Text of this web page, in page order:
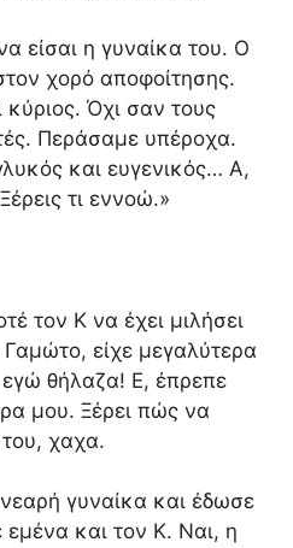
είσαι η γυναίκα του. Ο
χορό αποφοίτησης.
Όχι σαν τους
Περάσαμε υπέροχα.
και ευγενικός… Α,
τι εννοώ.»
τον Κ να έχει μιλήσει
είχε μεγαλύτερα
θήλαζα! Ε, έπρεπε
μου. Ξέρει πώς να
του, χαχα.
γυναίκα και έδωσε
εμένα και τον Κ. Ναι, η